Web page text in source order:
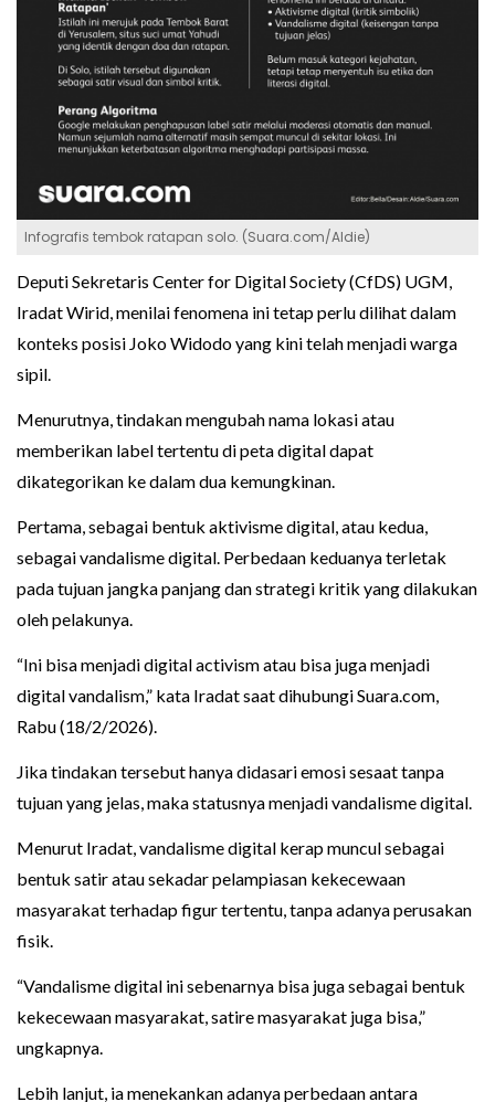
Infografis tembok ratapan solo. (Suara.com/Aldie)
Deputi Sekretaris Center for Digital Society (CfDS) UGM,
Iradat Wirid, menilai fenomena ini tetap perlu dilihat dalam
konteks posisi Joko Widodo yang kini telah menjadi warga
sipil.
Menurutnya, tindakan mengubah nama lokasi atau
memberikan label tertentu di peta digital dapat
dikategorikan ke dalam dua kemungkinan.
Pertama, sebagai bentuk aktivisme digital, atau kedua,
sebagai vandalisme digital. Perbedaan keduanya terletak
pada tujuan jangka panjang dan strategi kritik yang dilakukan
oleh pelakunya.
“Ini bisa menjadi digital activism atau bisa juga menjadi
digital vandalism,” kata Iradat saat dihubungi Suara.com,
Rabu (18/2/2026).
Jika tindakan tersebut hanya didasari emosi sesaat tanpa
tujuan yang jelas, maka statusnya menjadi vandalisme digital.
Menurut Iradat, vandalisme digital kerap muncul sebagai
bentuk satir atau sekadar pelampiasan kekecewaan
masyarakat terhadap figur tertentu, tanpa adanya perusakan
fisik.
“Vandalisme digital ini sebenarnya bisa juga sebagai bentuk
kekecewaan masyarakat, satire masyarakat juga bisa,”
ungkapnya.
Lebih lanjut, ia menekankan adanya perbedaan antara